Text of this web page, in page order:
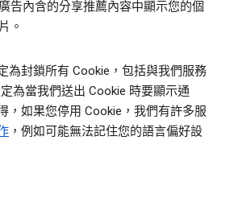
告內含的分享推薦內容中顯示您的個
。
為封鎖所有 Cookie，包括與我們服務
為當我們送出 Cookie 時要顯示通
，如果您停用 Cookie，我們有許多服
，例如可能無法記住您的語言偏好設